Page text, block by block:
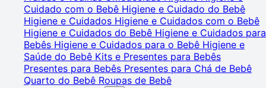
Cuidado com o Bebê Higiene e Cuidado do Bebê
Higiene e Cuidados Higiene e Cuidados com o Bebê
Higiene e Cuidados do Bebê Higiene e Cuidados para
Bebês Higiene e Cuidados para o Bebê Higiene e
Saúde do Bebê Kits e Presentes para Bebês
Presentes para Bebês Presentes para Chá de Bebê
Quarto do Bebê Roupas de Bebê